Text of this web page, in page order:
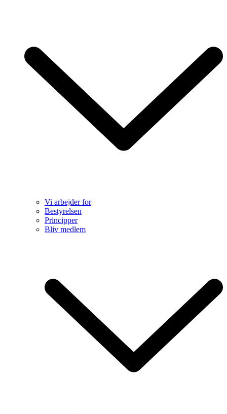
Vi arbejder for
Bestyrelsen
Principper
Bliv medlem